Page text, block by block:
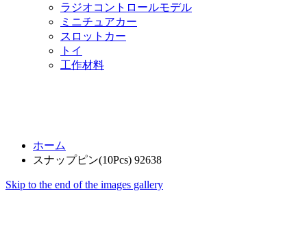
ラジオコントロールモデル
ミニチュアカー
スロットカー
トイ
工作材料
ホーム
スナップピン(10Pcs) 92638
Skip to the end of the images gallery